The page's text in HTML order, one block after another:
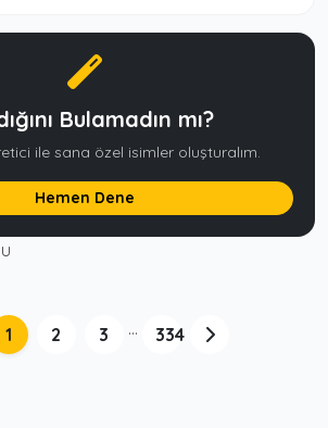
Bulamadın mı?
ile sana özel isimler oluşturalım.
Hemen Dene
1 2 3 ... 334